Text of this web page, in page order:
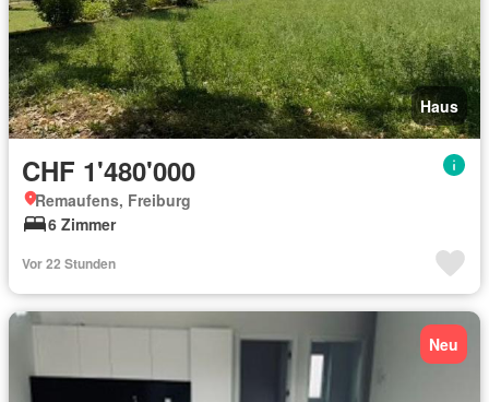
Haus
CHF 1'480'000
Remaufens, Freiburg
6 Zimmer
Vor 22 Stunden
Neu